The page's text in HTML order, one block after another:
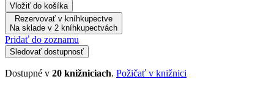
Vložiť do košíka
Rezervovať v kníhkupectve
Na sklade v 2 kníhkupectvách
Pridať do zoznamu
Sledovať dostupnosť
Dostupné v 20 knižniciach. Požičať v knižnici